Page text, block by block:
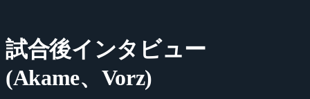
試合後インタビュー
(Akame、Vorz)